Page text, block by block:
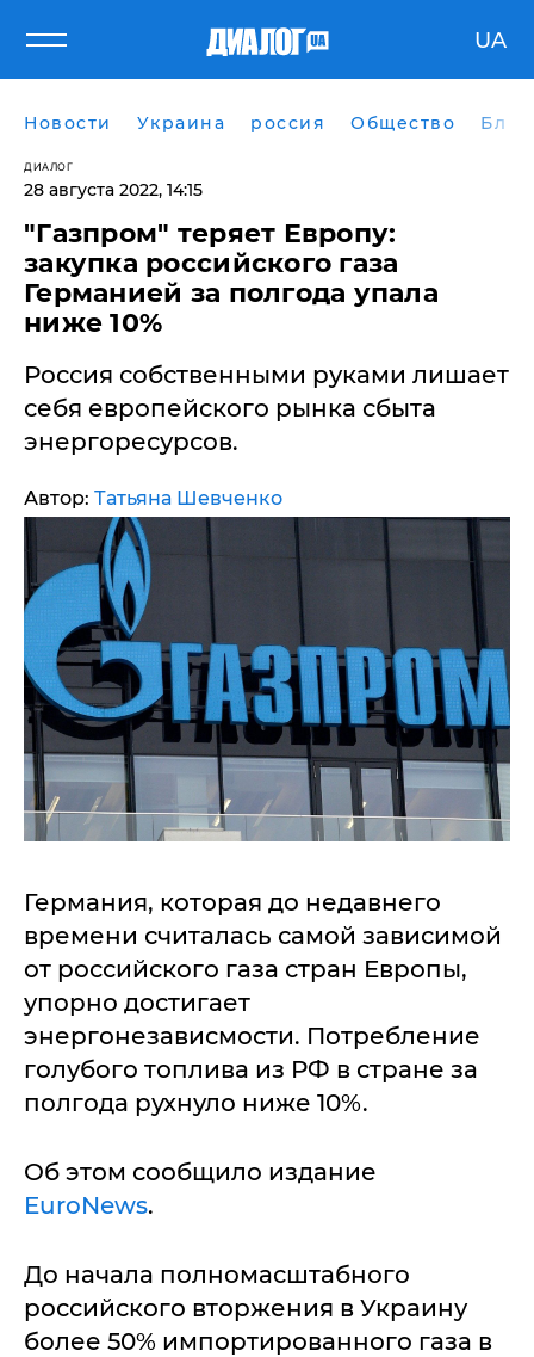
UA
Новости Украина россия Общество
ДИАЛОГ
28 августа 2022, 14:15
​"Газпром" теряет Европу:
закупка российского газа
Германией за полгода упала
ниже 10%
Россия собственными руками лишает
себя европейского рынка сбыта
энергоресурсов.
Автор: Татьяна Шевченко
Германия, которая до недавнего
времени считалась самой зависимой
от российского газа стран Европы,
упорно достигает
энергонезависмости. Потребление
голубого топлива из РФ в стране за
полгода рухнуло ниже 10%.
Об этом сообщило издание
EuroNews.
До начала полномасштабного
российского вторжения в Украину
более 50% импортированного газа в